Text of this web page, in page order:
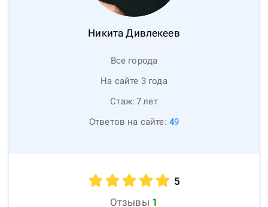
Никита Дивлекеев
Все города
На сайте 3 года
Стаж: 7лет
Ответов на сайте: 49
5
Отзывы 1